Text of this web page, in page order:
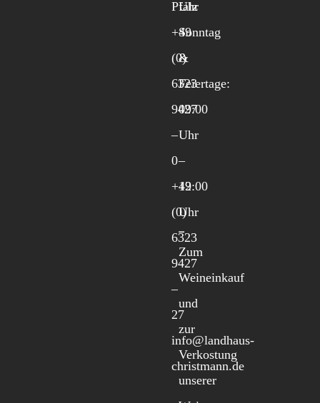
Pfalz
+49
(0)
6323
9427
–
0
+49
(0)
6323
9427
–
27
info@landhaus-
christmann.de
Uhr
Sonntag
&
Feiertage:
09:00
Uhr
–
12:00
Uhr
Zum
Weineinkauf
und
zur
Verkostung
unserer